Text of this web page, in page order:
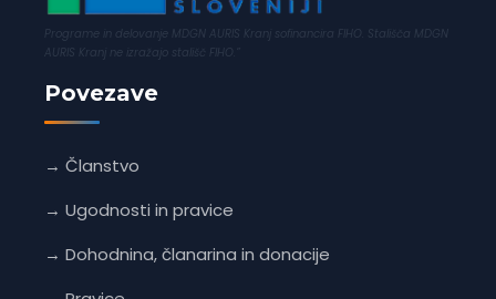
Programe in delovanje MDGN AURIS Kranj sofinancira FIHO. Stališča MDGN
AURIS Kranj ne izražajo stališč FIHO.”
Povezave
→ Članstvo
→ Ugodnosti in pravice
→ Dohodnina, članarina in donacije